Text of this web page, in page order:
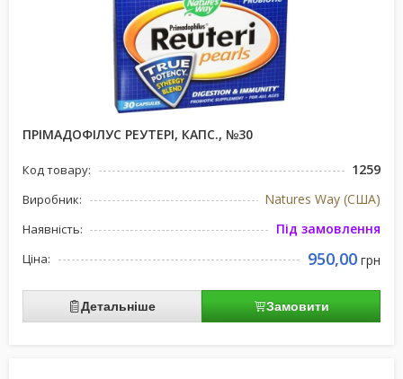
ПРІМАДОФІЛУС РЕУТЕРІ, КАПС., №30
Код товару: 1259
Виробник: Natures Way (США)
Наявність: Під замовлення
Ціна: 950,00 грн
Детальніше Замовити